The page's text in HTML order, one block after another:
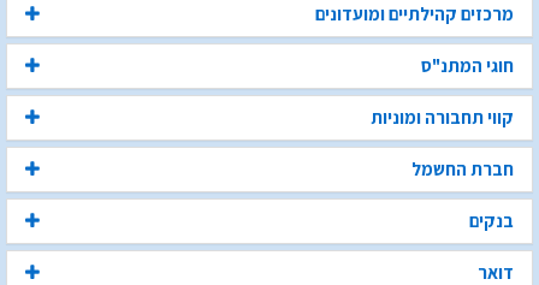
מרכזים קהילתיים ומועדונים
חוגי המתנ"ס
קווי תחבורה ומוניות
חברת החשמל
בנקים
דואר